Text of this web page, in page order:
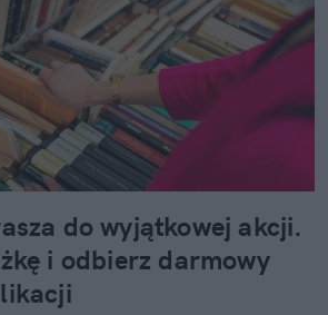
do wyjątkowej akcji.
i odbierz darmowy